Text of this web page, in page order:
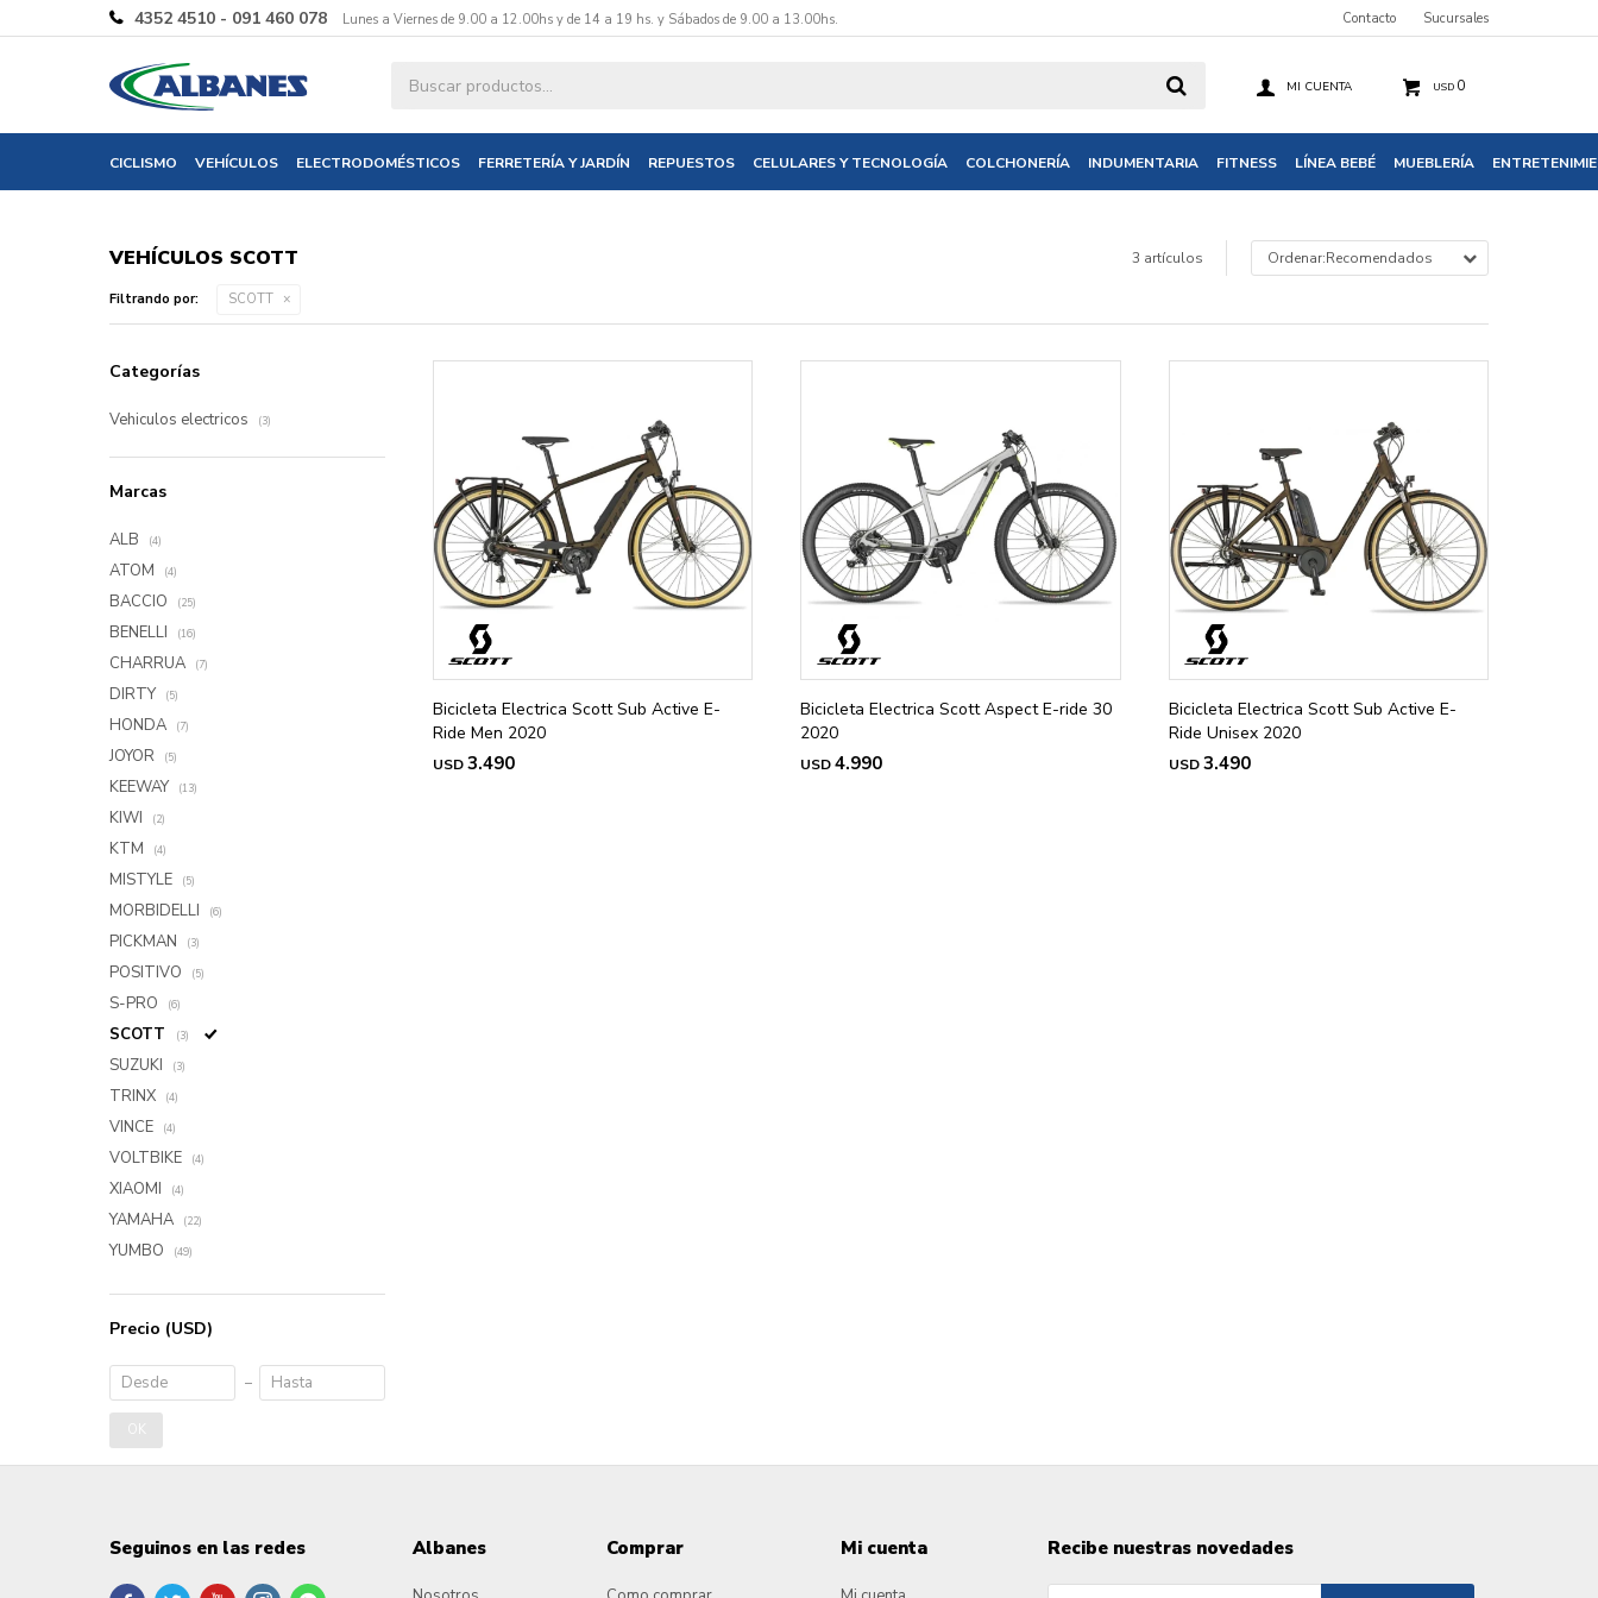
CICLISMO VEHÍCULOS ELECTRODOMÉSTICOS FERRETERÍA Y JARDÍN REPUESTOS CELULARES Y TECNOLOGÍA COLCHONERÍA INDUMENTARIA FITNESS LÍNEA BEBÉ MUEBLERÍA
USD 0
4352 4510 - 091 460 078 Lunes a Viernes de 9.00 a 12.00hs y de 14 a 19 hs. y Sábados de 9.00 a 13.00hs. Contacto Sucursales
VEHÍCULOS SCOTT 3 artículos Recomendados
Filtrando por: SCOTT
Bicicleta Electrica Scott Sub Active E-
Ride Men 2020
USD3.490
Bicicleta Electrica Scott Aspect E-ride 30
2020
USD 4.990
Bicicleta Electrica Scott Sub Active E-
Ride Unisex 2020
USD 3.490
Categorías
Vehiculos electricos (3)
Marcas
ALB (4)
ATOM (4)
BACCIO (25)
BENELLI (16)
CHARRUA (7)
DIRTY (5)
HONDA (7)
JOYOR (5)
KEEWAY (13)
KIWI (2)
KTM (4)
MISTYLE (5)
MORBIDELLI (6)
PICKMAN (3)
POSITIVO (5)
S-PRO (6)
SCOTT (3)
SUZUKI (3)
TRINX (4)
VINCE (4)
VOLTBIKE (4)
XIAOMI (4)
YAMAHA (22)
YUMBO (49)
Precio (USD)
OK
Albanes Comprar Mi cuenta
Seguinos en las redes Recibe nuestras novedades